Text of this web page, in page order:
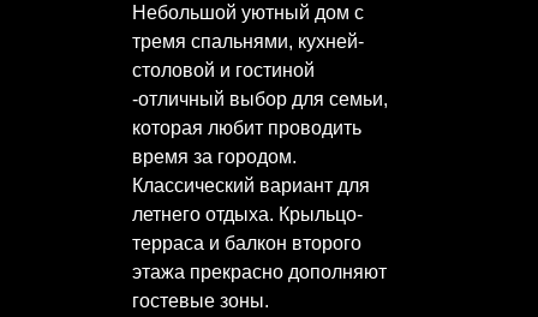
Небольшой уютный дом с
тремя спальнями, кухней-
столовой и гостиной
-отличный выбор для семьи,
которая любит проводить
время за городом.
Классический вариант для
летнего отдыха. Крыльцо-
терраса и балкон второго
этажа прекрасно дополняют
гостевые зоны.